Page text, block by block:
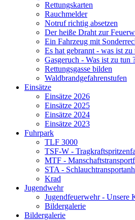
Rettungskarten
Rauchmelder
Notruf richtig absetzen
Der heiße Draht zur
Ein Fahrzeug mit
Es hat gebrannt - was ist zu
Gasgeruch - Was ist zu tun
Rettungsgasse bilden
Waldbrandgefahrenstufen
Einsätze
Einsätze 2026
Einsätze 2025
Einsätze 2024
Einsätze 2023
Fuhrpark
TLF 3000
TSF-W -
MTF -
STA -
Krad
Jugendwehr
Jugendfeuerwehr - Unsere
Bildergalerie
Bildergalerie